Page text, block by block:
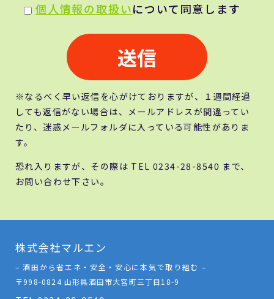
個人情報の取扱いについて同意します
※なるべく早い返信を心がけておりますが、１週間経過
しても返信がない場合は、メールアドレスが間違ってい
たり、迷惑メールフォルダに入っている可能性がありま
す。
恐れ入りますが、その際は TEL 0234-28-8540 まで、
お問い合わせ下さい。
株式会社マルエン
– 酒田から省エネ・安全・安心に本気で取り組む –
〒998-0824 山形県酒田市大宮町三丁目18-9